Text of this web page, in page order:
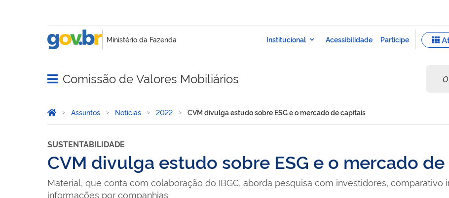
Abrir menu principal de navegação
Comissão de Valores Mobiliários
Você está aqui:
Página Inicial
Assuntos Notícias 2022 CVM divulga estudo sobre ESG e o mercado de capitais
SUSTENTABILIDADE
CVM divulga estudo sobre ESG e o mercado
Material, que conta com colaboração do IBGC, aborda pesquisa com investidores, comparativo
informações por companhias